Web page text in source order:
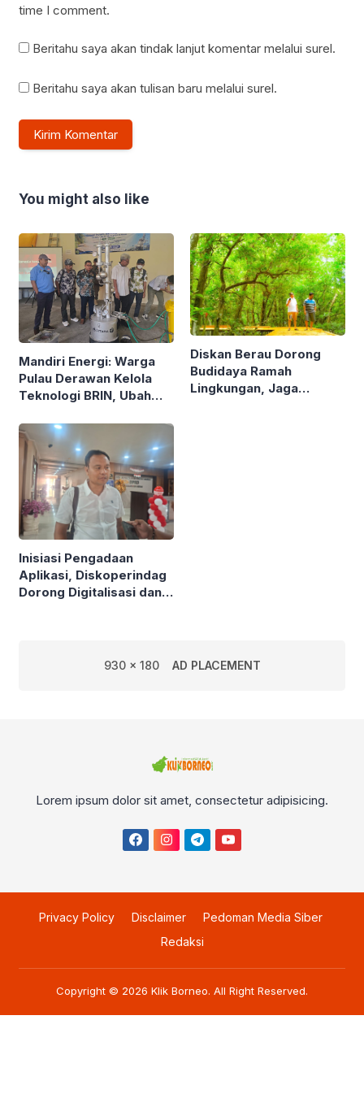
time I comment.
Beritahu saya akan tindak lanjut komentar melalui surel.
Beritahu saya akan tulisan baru melalui surel.
You might also like
Mandiri Energi: Warga
Pulau Derawan Kelola
Teknologi BRIN, Ubah
Solar
Diskan Berau Dorong
Budidaya Ramah
Lingkungan, Jaga
Inisiasi Pengadaan
Aplikasi, Diskoperindag
Dorong Digitalisasi dan
930 x 180 AD PLACEMENT
Lorem ipsum dolor sit amet, consectetur adipisicing.
Privacy Policy Disclaimer
Pedoman Media Siber
Redaksi
Copyright © 2026 Klik Borneo. All Right Reserved.